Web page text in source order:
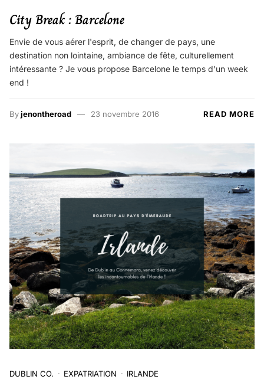
City Break : Barcelone
Envie de vous aérer l'esprit, de changer de pays, une
destination non lointaine, ambiance de fête, culturellement
intéressante ? Je vous propose Barcelone le temps d'un week
end !
Byjenontheroad 23 novembre 2016 READ MORE
DUBLIN CO. EXPATRIATION IRLANDE